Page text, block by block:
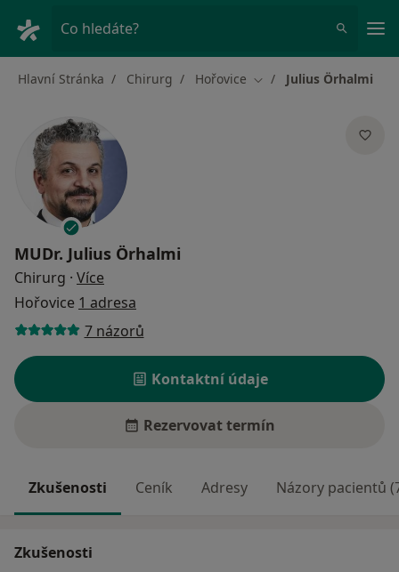
Co hledáte?
Hlavní Stránka Chirurg Hořovice Změna města
Julius Örhalmi
MUDr. Julius Örhalmi
Chirurg · Více
Hořovice 1 adresa
7 názorů
Kontaktní údaje
Rezervovat termín
Zkušenosti Ceník Adresy Názory pacientů
Zkušenosti